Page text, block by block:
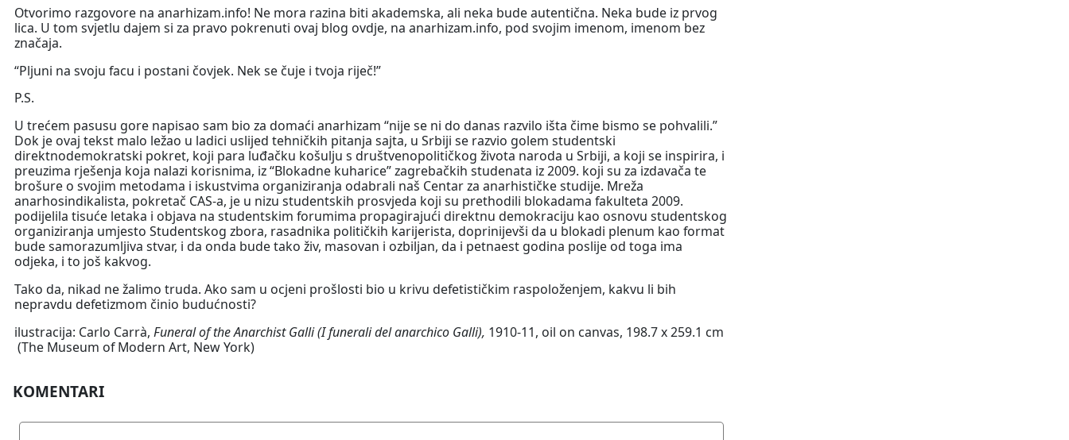
Otvorimo razgovore na anarhizam.info! Ne mora razina biti akademska, ali neka bude autentična. Neka bude iz prvog
lica. U tom svjetlu dajem si za pravo pokrenuti ovaj blog ovdje, na anarhizam.info, pod svojim imenom, imenom bez
značaja.
“Pljuni na svoju facu i postani čovjek. Nek se čuje i tvoja riječ!”
P.S.
U trećem pasusu gore napisao sam bio za domaći anarhizam “nije se ni do danas razvilo išta čime bismo se pohvalili.”
Dok je ovaj tekst malo ležao u ladici uslijed tehničkih pitanja sajta, u Srbiji se razvio golem studentski
direktnodemokratski pokret, koji para luđačku košulju s društvenopolitičkog života naroda u Srbiji, a koji se inspirira, i
preuzima rješenja koja nalazi korisnima, iz “Blokadne kuharice” zagrebačkih studenata iz 2009. koji su za izdavača te
brošure o svojim metodama i iskustvima organiziranja odabrali naš Centar za anarhističke studije. Mreža
anarhosindikalista, pokretač CAS-a, je u nizu studentskih prosvjeda koji su prethodili blokadama fakulteta 2009.
podijelila tisuće letaka i objava na studentskim forumima propagirajući direktnu demokraciju kao osnovu studentskog
organiziranja umjesto Studentskog zbora, rasadnika političkih karijerista, doprinijevši da u blokadi plenum kao format
bude samorazumljiva stvar, i da onda bude tako živ, masovan i ozbiljan, da i petnaest godina poslije od toga ima
odjeka, i to još kakvog.
Tako da, nikad ne žalimo truda. Ako sam u ocjeni prošlosti bio u krivu defetističkim raspoloženjem, kakvu li bih
nepravdu defetizmom činio budućnosti?
ilustracija: Carlo Carrà, Funeral of the Anarchist Galli (I funerali del anarchico Galli), 1910-11, oil on canvas, 198.7 x 259.1 cm
(The Museum of Modern Art, New York)
KOMENTARI